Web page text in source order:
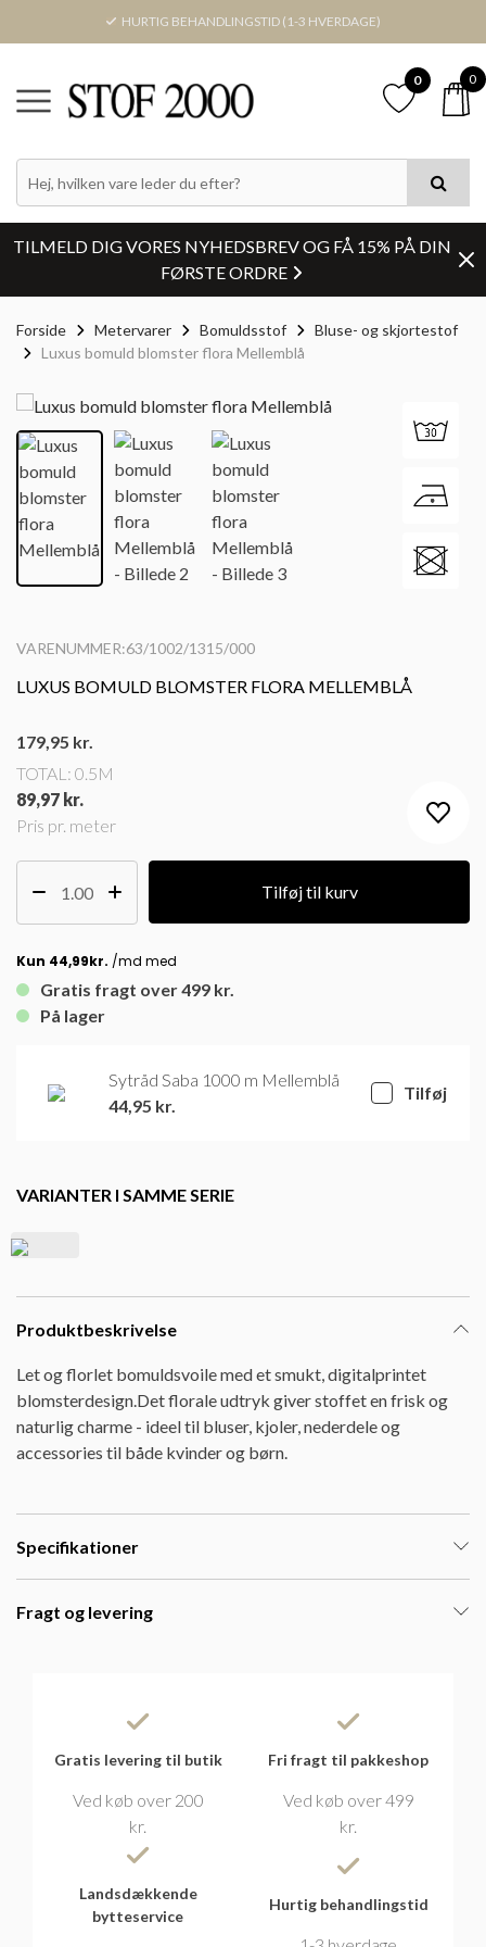
HURTIG BEHANDLINGSTID (1-3 HVERDAGE)
0 0
TILMELD DIG VORES NYHEDSBREV OG FÅ 15% PÅ DIN
FØRSTE ORDRE
Forside Metervarer Bomuldsstof
Bluse- og skjortestof
Luxus bomuld blomster flora Mellemblå
VARENUMMER:63/1002/1315/000
LUXUS BOMULD BLOMSTER FLORA MELLEMBLÅ
Pris pr. meter
179,95 kr.
TOTAL: 0.5M
89,97 kr.
Tilføj til kurv
Gratis fragt over 499 kr.
På lager
Sytråd Saba 1000 m Mellemblå
44,95 kr.
Tilføj
VARIANTER I SAMME SERIE
Produktbeskrivelse
Let og florlet bomuldsvoile med et smukt, digitalprintet
blomsterdesign.Det florale udtryk giver stoffet en frisk og
naturlig charme - ideel til bluser, kjoler, nederdele og
accessories til både kvinder og børn.
Specifikationer
Fragt og levering
Gratis levering til butik
Ved køb over 200
kr.
Fri fragt til pakkeshop
Ved køb over 499
kr.
Landsdækkende
bytteservice
Hurtig behandlingstid